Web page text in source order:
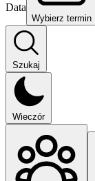
Data
Wybierz termin
Szukaj
Wieczór